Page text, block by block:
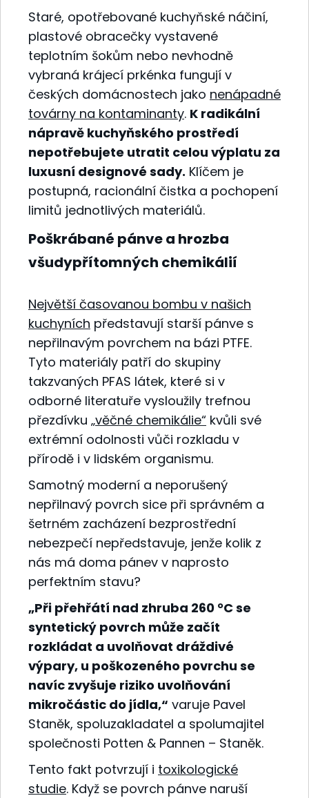
Staré, opotřebované kuchyňské náčiní,
plastové obracečky vystavené
teplotním šokům nebo nevhodně
vybraná krájecí prkénka fungují v
českých domácnostech jako nenápadné
továrny na kontaminanty. K radikální
nápravě kuchyňského prostředí
nepotřebujete utratit celou výplatu za
luxusní designové sady. Klíčem je
postupná, racionální čistka a pochopení
limitů jednotlivých materiálů.
Poškrábané pánve a hrozba
všudypřítomných chemikálií
Největší časovanou bombu v našich
kuchyních představují starší pánve s
nepřilnavým povrchem na bázi PTFE.
Tyto materiály patří do skupiny
takzvaných PFAS látek, které si v
odborné literatuře vysloužily trefnou
přezdívku „věčné chemikálie“ kvůli své
extrémní odolnosti vůči rozkladu v
přírodě i v lidském organismu.
Samotný moderní a neporušený
nepřilnavý povrch sice při správném a
šetrném zacházení bezprostřední
nebezpečí nepředstavuje, jenže kolik z
nás má doma pánev v naprosto
perfektním stavu?
„Při přehřátí nad zhruba 260 °C se
syntetický povrch může začít
rozkládat a uvolňovat dráždivé
výpary, u poškozeného povrchu se
navíc zvyšuje riziko uvolňování
mikročástic do jídla,“ varuje Pavel
Staněk, spoluzakladatel a spolumajitel
společnosti Potten & Pannen – Staněk.
Tento fakt potvrzují i toxikologické
studie. Když se povrch pánve naruší